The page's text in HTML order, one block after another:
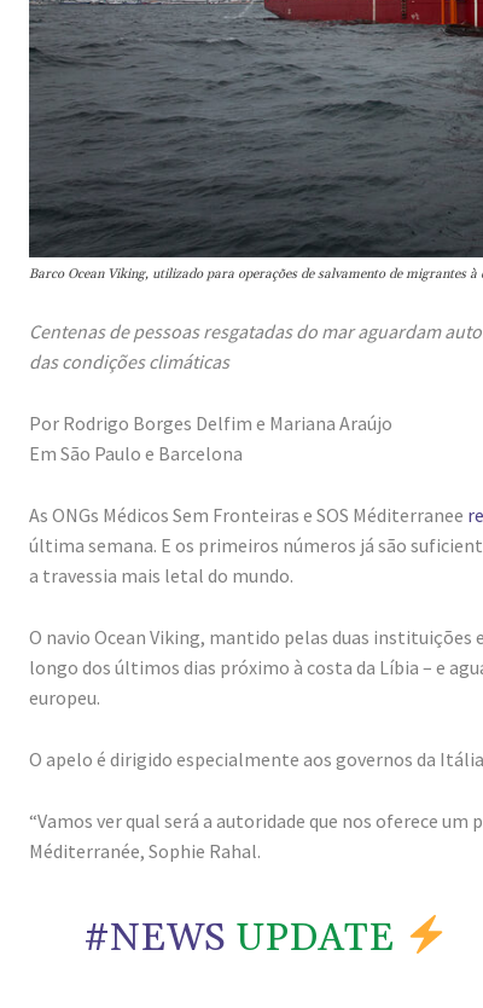
Barco Ocean Viking, utilizado para operações de salvamento de migrantes
Centenas de pessoas resgatadas do mar aguardam
das condições climáticas
Por Rodrigo Borges Delfim e Mariana Araújo
Em São Paulo e Barcelona
As ONGs Médicos Sem Fronteiras e SOS Méditerranee
última semana. E os primeiros números já são
a travessia mais letal do mundo.
O navio Ocean Viking, mantido pelas duas instituições
longo dos últimos dias próximo à costa da Líbia – e
europeu.
O apelo é dirigido especialmente aos governos da
“Vamos ver qual será a autoridade que nos oferece
Méditerranée, Sophie Rahal.
#NEWS UPDATE